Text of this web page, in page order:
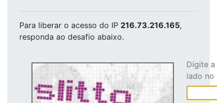
Para liberar o acesso do IP 216.73.216.165,
responda ao desafio abaixo.
Digite
lado no